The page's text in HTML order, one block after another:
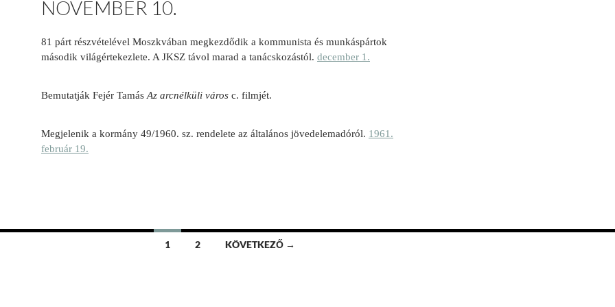
NOVEMBER 10.
81 párt részvételével Moszkvában megkezdődik a kommunista és munkáspártok
második világértekezlete. A JKSZ távol marad a tanácskozástól. december 1.
Bemutatják Fejér Tamás Az arcnélküli város c. filmjét.
Megjelenik a kormány 49/1960. sz. rendelete az általános jövedelemadóról. 1961.
február 19.
1 2 KÖVETKEZŐ →